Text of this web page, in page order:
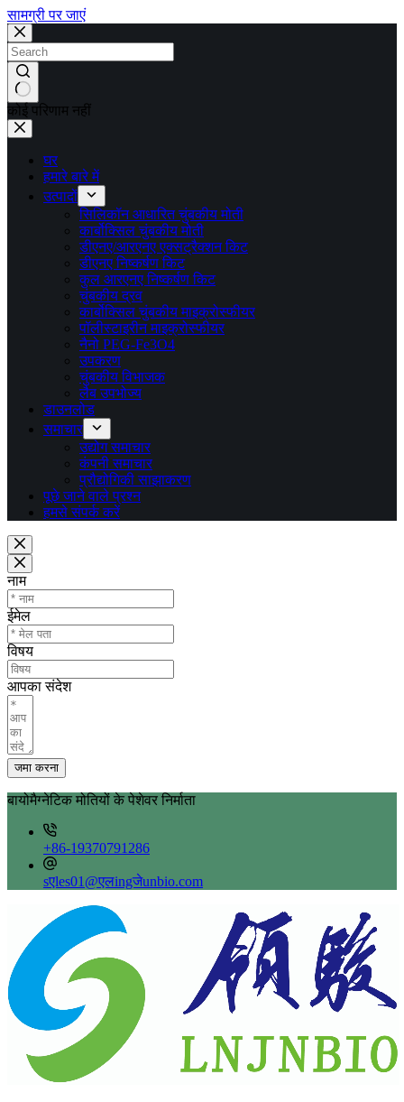
सामग्री पर जाएं
कोई परिणाम नहीं
घर
हमारे बारे में
उत्पादों
सिलिकॉन आधारित चुंबकीय मोती
कार्बोक्सिल चुंबकीय मोती
डीएनए/आरएनए एक्सट्रैक्शन किट
डीएनए निष्कर्षण किट
कुल आरएनए निष्कर्षण किट
चुंबकीय द्रव
कार्बोक्सिल चुंबकीय माइक्रोस्फीयर
पॉलीस्टाइरीन माइक्रोस्फीयर
नैनो PEG-Fe3O4
उपकरण
चुंबकीय विभाजक
लैब उपभोज्य
डाउनलोड
समाचार
उद्योग समाचार
कंपनी समाचार
प्रौद्योगिकी साझाकरण
पूछे जाने वाले प्रश्न
हमसे संपर्क करें
नाम
ईमेल
विषय
आपका संदेश
जमा करना
बायोमैग्नेटिक मोतियों के पेशेवर निर्माता
+86-19370791286
sएles01@एलingजेunbio.com